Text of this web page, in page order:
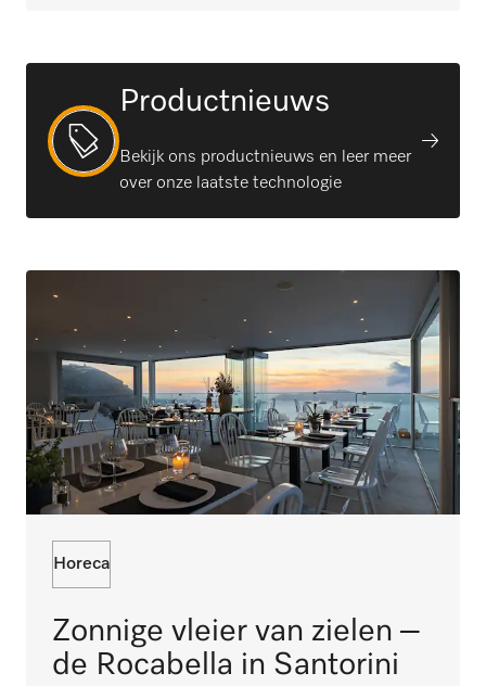
Productnieuws
Bekijk ons productnieuws en leer meer
over onze laatste technologie
Horeca
Zonnige vleier van zielen –
de Rocabella in Santorini